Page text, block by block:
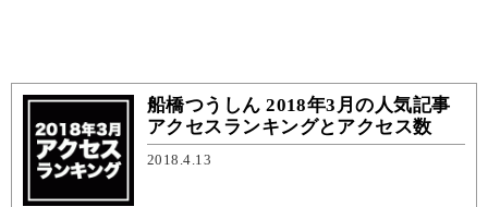
船橋つうしん 2018年3月の人気記事
アクセスランキングとアクセス数
2018.4.13